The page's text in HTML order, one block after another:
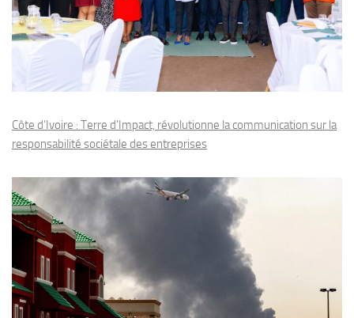
Côte d’Ivoire : Terre d’Impact, révolutionne la communication sur la
responsabilité sociétale des entreprises